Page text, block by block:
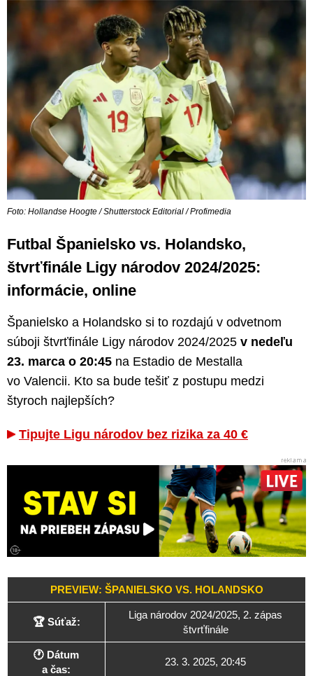
Foto: Hollandse Hoogte / Shutterstock Editorial / Profimedia
Futbal Španielsko vs. Holandsko,
štvrťfinále Ligy národov 2024/2025:
informácie, online
Španielsko a Holandsko si to rozdajú v odvetnom
súboji štvrťfinále Ligy národov 2024/2025 v nedeľu
23. marca o 20:45 na Estadio de Mestalla
vo Valencii. Kto sa bude tešiť z postupu medzi
štyroch najlepších?
Tipujte Ligu národov bez rizika za 40 €
PREVIEW: ŠPANIELSKO VS. HOLANDSKO
🏆 Súťaž:
Liga národov 2024/2025, 2. zápas
štvrťfinále
🕐 Dátum
a čas:
23. 3. 2025, 20:45